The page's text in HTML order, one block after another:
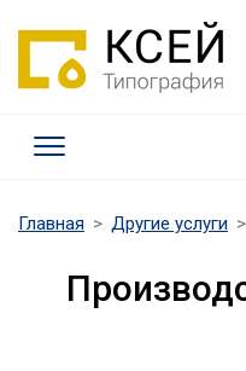
Требования к макетам
Качество печати
Главная Другие услуги